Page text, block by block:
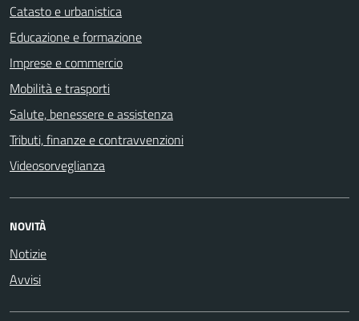
Catasto e urbanistica
Educazione e formazione
Imprese e commercio
Mobilità e trasporti
Salute, benessere e assistenza
Tributi, finanze e contravvenzioni
Videosorveglianza
NOVITÀ
Notizie
Avvisi